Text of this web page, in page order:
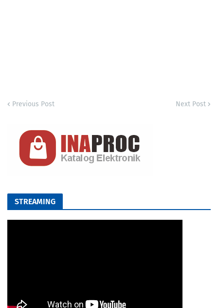
Previous Post Next Post
STREAMING